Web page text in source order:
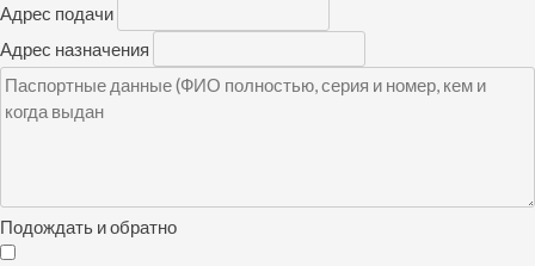
Адрес подачи
Адрес назначения
Подождать и обратно